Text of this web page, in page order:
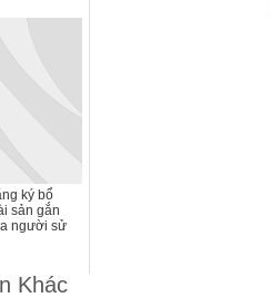
ký bổ
sản gắn
người sử
Khác